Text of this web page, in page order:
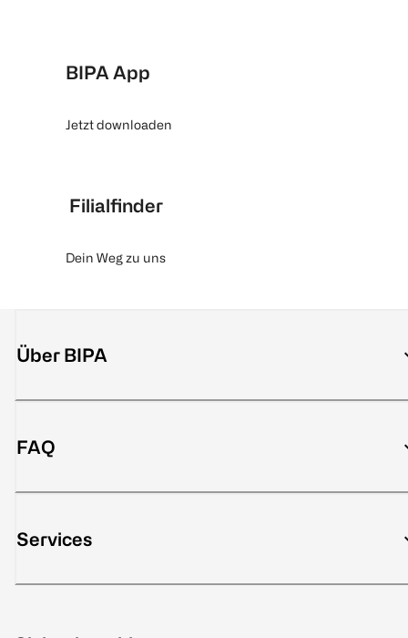
BIPA App
Jetzt downloaden
Filialfinder
Dein Weg zu uns
Über BIPA
FAQ
Services